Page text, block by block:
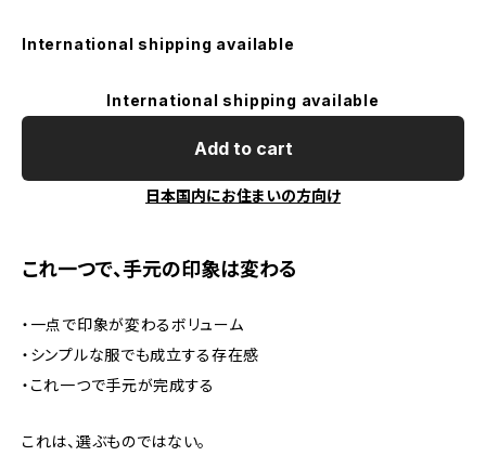
International shipping available
International shipping available
Add to cart
日本国内にお住まいの方向け
これ一つで、手元の印象は変わる
・一点で印象が変わるボリューム
・シンプルな服でも成立する存在感
・これ一つで手元が完成する
これは、選ぶものではない。